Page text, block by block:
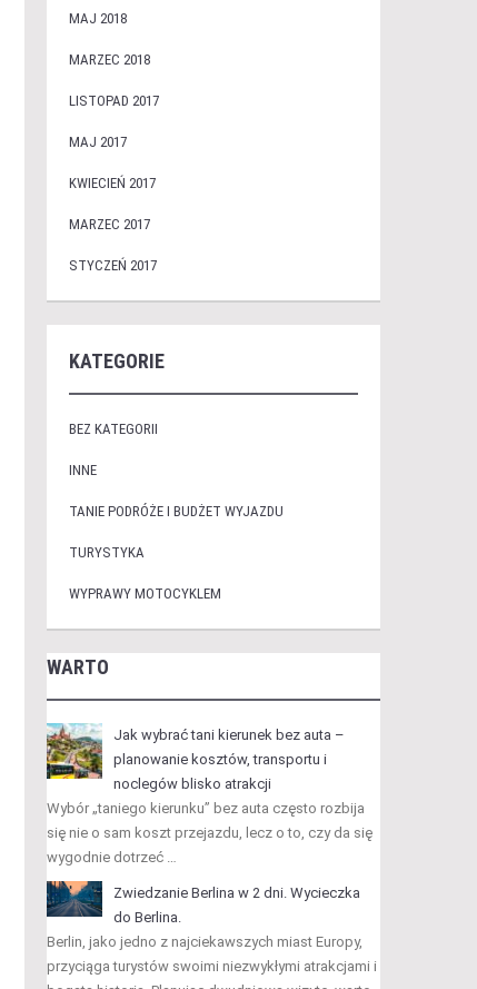
MAJ 2018
MARZEC 2018
LISTOPAD 2017
MAJ 2017
KWIECIEŃ 2017
MARZEC 2017
STYCZEŃ 2017
KATEGORIE
BEZ KATEGORII
INNE
TANIE PODRÓŻE I BUDŻET WYJAZDU
TURYSTYKA
WYPRAWY MOTOCYKLEM
WARTO
Jak wybrać tani kierunek bez auta –
planowanie kosztów, transportu i
noclegów blisko atrakcji
Wybór „taniego kierunku” bez auta często rozbija
się nie o sam koszt przejazdu, lecz o to, czy da się
wygodnie dotrzeć …
Zwiedzanie Berlina w 2 dni. Wycieczka
do Berlina.
Berlin, jako jedno z najciekawszych miast Europy,
przyciąga turystów swoimi niezwykłymi atrakcjami i